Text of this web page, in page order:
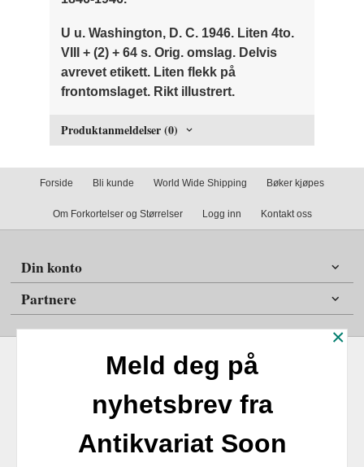
U u. Washington, D. C. 1946. Liten 4to.
VIII + (2) + 64 s. Orig. omslag. Delvis
avrevet etikett. Liten flekk på
frontomslaget. Rikt illustrert.
Produktanmeldelser (0)
Forside Bli kunde World Wide Shipping Bøker kjøpes
Om Forkortelser og Størrelser Logg inn Kontakt oss
Din konto
Partnere
Kjøpsbetingelser Sikkerhet og personvern
Nyhetsbrev
×
Meld deg på
nyhetsbrev fra
Antikvariat Soon